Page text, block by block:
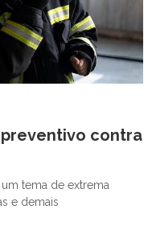
contra
tema de extrema
e demais